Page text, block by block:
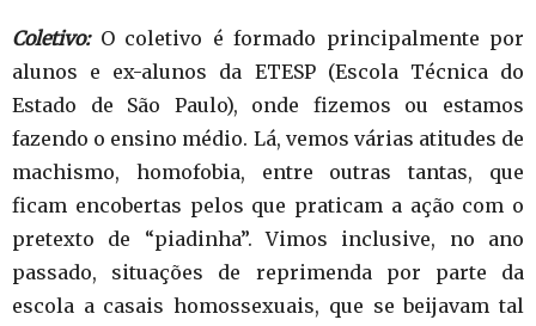
Coletivo:O coletivo é formado principalmente por
alunos e ex-alunos da ETESP (Escola Técnica do
Estado de São Paulo), onde fizemos ou estamos
fazendo o ensino médio. Lá, vemos várias atitudes de
machismo, homofobia, entre outras tantas, que
ficam encobertas pelos que praticam a ação com o
pretexto de “piadinha”. Vimos inclusive, no ano
passado, situações de reprimenda por parte da
escola a casais homossexuais, que se beijavam tal